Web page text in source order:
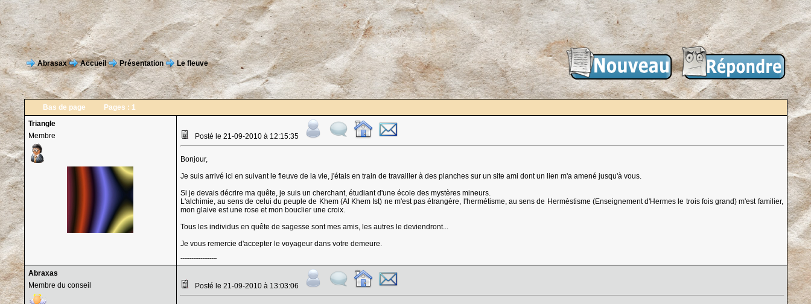
Abrasax Accueil Présentation Le fleuve
Bas de page Pages : 1
Triangle
Membre
Posté le 21-09-2010 à 12:15:35
Bonjour,
Je suis arrivé ici en suivant le fleuve de la vie, j'étais en train de travailler à des planches sur un site ami dont un lien m'a amené jusqu'à vous.
Si je devais décrire ma quête, je suis un cherchant, étudiant d'une école des mystères mineurs.
L'alchimie, au sens de celui du peuple de Khem (Al Khem Ist) ne m'est pas étrangère, l'hermétisme, au sens de Hermèstisme (Enseignement d'Hermes le trois fois grand) m'est familier,
mon glaive est une rose et mon bouclier une croix.
Tous les individus en quête de sagesse sont mes amis, les autres le deviendront...
Je vous remercie d'accepter le voyageur dans votre demeure.
--------------------
Abraxas
Membre du conseil
Posté le 21-09-2010 à 13:03:06